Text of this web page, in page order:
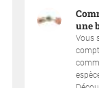
une
Vous